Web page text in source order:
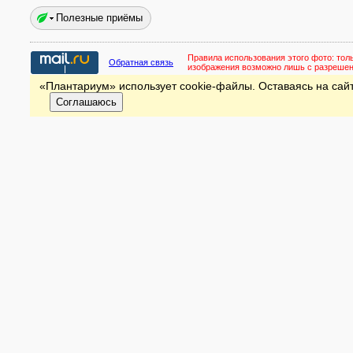
Полезные приёмы
Обратная связь Правила использования этого фото:
изображения возможно лишь с
«Плантариум» использует cookie-файлы. Оставаясь на
Соглашаюсь